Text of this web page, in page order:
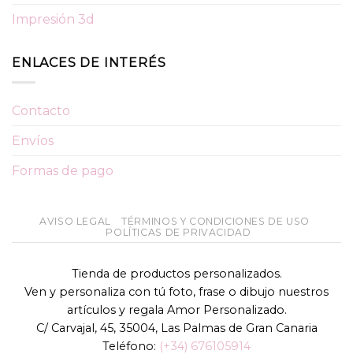
Impresión 3d
ENLACES DE INTERÉS
Contacto
Envíos
Formas de pago
AVISO LEGAL
TÉRMINOS Y CONDICIONES DE USO
POLÍTICAS DE PRIVACIDAD
Tienda de productos personalizados.
Ven y personaliza con tú foto, frase o dibujo nuestros
artículos y regala Amor Personalizado.
C/ Carvajal, 45, 35004, Las Palmas de Gran Canaria
Teléfono: (+34) 676105914